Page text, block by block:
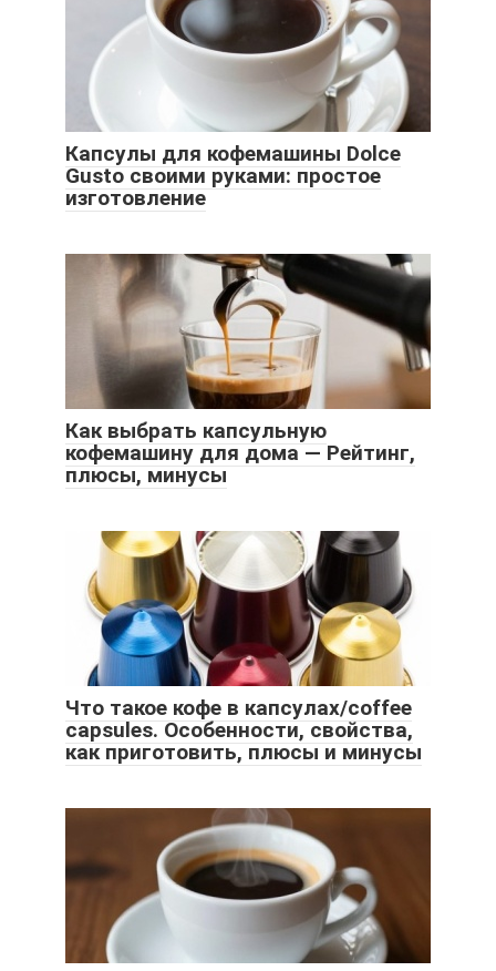
Капсулы для кофемашины Dolce
Gusto своими руками: простое
изготовление
Как выбрать капсульную
кофемашину для дома — Рейтинг,
плюсы, минусы
Что такое кофе в капсулах/coffee
capsules. Особенности, свойства,
как приготовить, плюсы и минусы